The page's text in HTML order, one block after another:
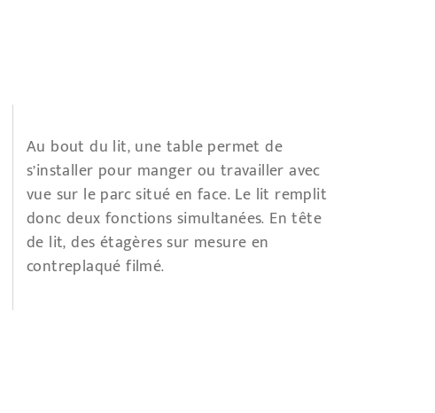
Au bout du lit, une table permet de
s’installer pour manger ou travailler avec
vue sur le parc situé en face. Le lit remplit
donc deux fonctions simultanées. En tête
de lit, des étagères sur mesure en
contreplaqué filmé.